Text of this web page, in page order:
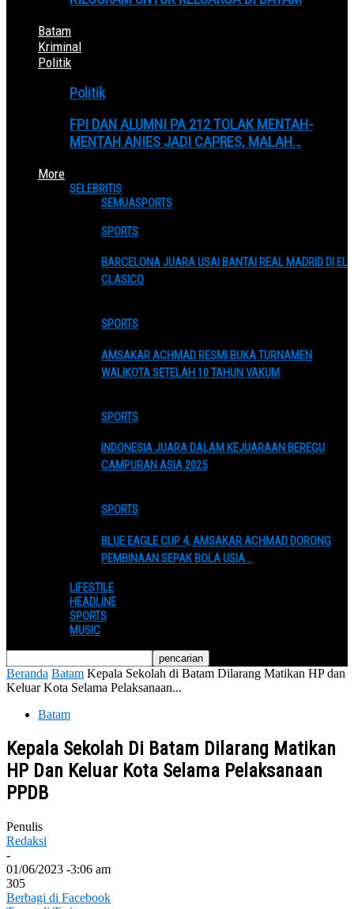
Batam
Kriminal
Politik
Politik
FPI DAN ALUMNI PA 212 TOLAK MENTAH-
MENTAH ANIES JADI CAPRES, MALAH…
More
SELEBRITIS
SEMUASPORTS
SPORTS
BARCELONA JUARA USAI BANTAI REAL MADRID DI EL
CLASICO
SPORTS
AMSAKAR ACHMAD RESMI BUKA TURNAMEN
WALIKOTA SETELAH 10 TAHUN VAKUM
SPORTS
INDONESIA JUARA DALAM KEJUARAAN BEREGU
CAMPURAN ASIA 2025
SPORTS
BLUE EAGLE CUP 4, AMSAKAR ACHMAD DORONG
PEMBINAAN SEPAK BOLA USIA…
LIFESTILE
HEADLINE
SPORTS
MUSIC
Beranda Batam Kepala Sekolah di Batam Dilarang Matikan HP dan
Keluar Kota Selama Pelaksanaan...
Batam
Kepala Sekolah Di Batam Dilarang Matikan
HP Dan Keluar Kota Selama Pelaksanaan
PPDB
Penulis
Redaksi
-
01/06/2023 -3:06 am
305
Berbagi di Facebook